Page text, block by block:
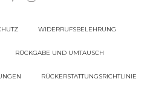
WIDERRUFSBELEHRUNG
RÜCKGABE UND UMTAUSCH
RÜCKERSTATTUNGSRICHTLINIE